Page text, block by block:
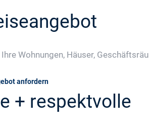
Wohnungen, Häuser,
anfordern
+ respektvolle